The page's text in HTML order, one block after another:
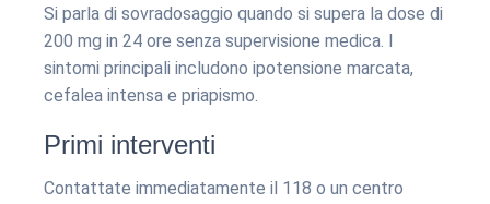
Si parla di sovradosaggio quando si supera la dose di
200 mg in 24 ore senza supervisione medica. I
sintomi principali includono ipotensione marcata,
cefalea intensa e priapismo.
Primi interventi
Contattate immediatamente il 118 o un centro